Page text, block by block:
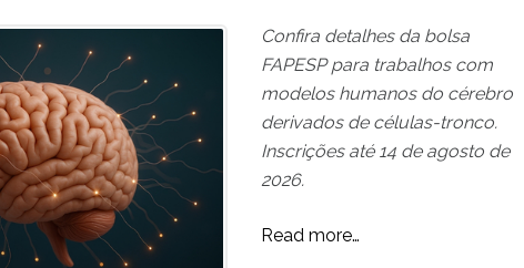
Confira detalhes da bolsa
FAPESP para trabalhos com
modelos humanos do cérebro
derivados de células-tronco.
Inscrições até 14 de agosto de
2026.
Read more…